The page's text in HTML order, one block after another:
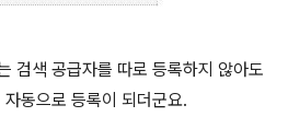
검색 공급자를 따로 등록하지 않아도
동으로 등록이 되더군요.